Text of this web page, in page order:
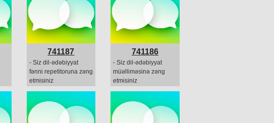
741187
- Siz dil-ədəbiyyat
fənni repetitoruna zəng
etmisiniz
741186
- Siz dil-ədəbiyyat
müəlliməsinə zəng
etmisiniz